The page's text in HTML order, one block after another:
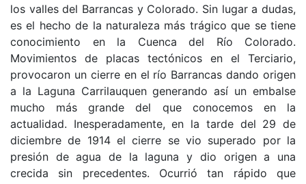
los valles del Barrancas y Colorado. Sin lugar a dudas,
es el hecho de la naturaleza más trágico que se tiene
conocimiento en la Cuenca del Río Colorado.
Movimientos de placas tectónicos en el Terciario,
provocaron un cierre en el río Barrancas dando origen
a la Laguna Carrilauquen generando así un embalse
mucho más grande del que conocemos en la
actualidad. Inesperadamente, en la tarde del 29 de
diciembre de 1914 el cierre se vio superado por la
presión de agua de la laguna y dio origen a una
crecida sin precedentes. Ocurrió tan rápido que